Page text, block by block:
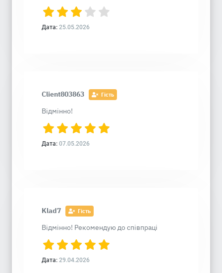
Дата: 25.05.2026
Client803863 Гість
Відмінно!
Дата: 07.05.2026
Klad7 Гість
Відмінно! Рекомендую до співпраці
Дата: 29.04.2026